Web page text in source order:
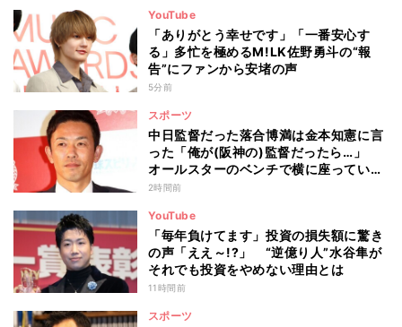
YouTube
「ありがとう幸せです」「一番安心す
る」多忙を極めるM!LK佐野勇斗の“報
告”にファンから安堵の声
5分前
スポーツ
中日監督だった落合博満は金本知憲に言
った「俺が(阪神の)監督だったら…」
オールスターのベンチで横に座っていた
赤星憲広が聞いた会話とは
2時間前
YouTube
「毎年負けてます」投資の損失額に驚き
の声「ええ～!?」 “逆億り人”水谷隼が
それでも投資をやめない理由とは
11時間前
スポーツ